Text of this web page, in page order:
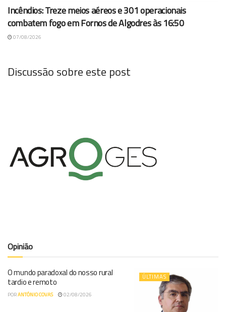
Incêndios: Treze meios aéreos e 301 operacionais
combatem fogo em Fornos de Algodres às 16:50
07/08/2026
Discussão sobre este post
Opinião
ÚLTIMAS
O mundo paradoxal do nosso rural
tardio e remoto
PORANTÓNIO COVAS 02/08/2026